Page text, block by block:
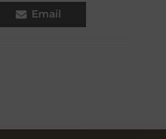
Email